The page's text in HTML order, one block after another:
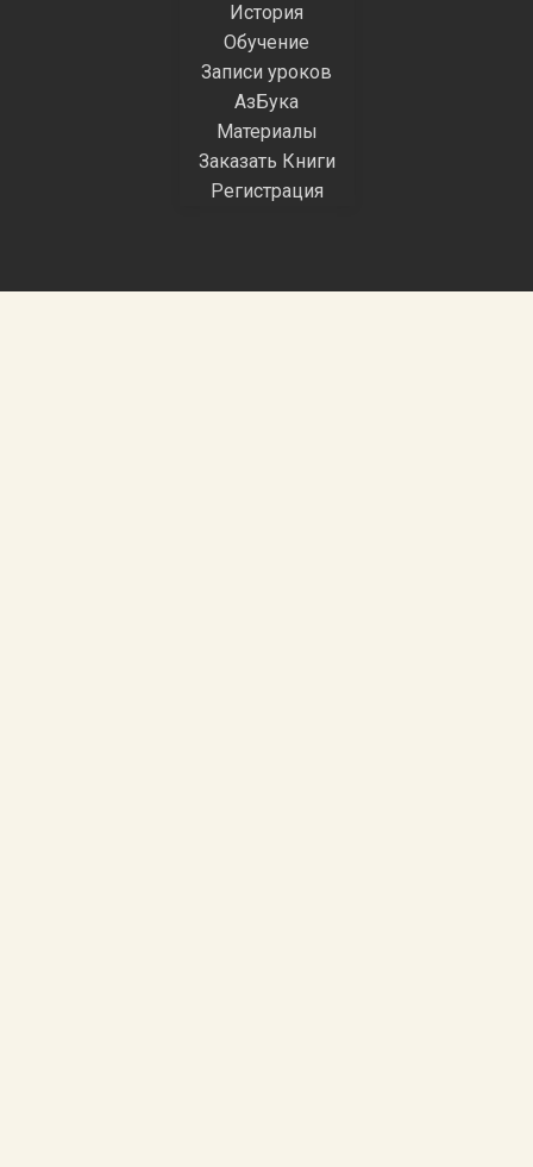
История
Обучение
Записи уроков
АзБука
Материалы
Заказать Книги
Регистрация